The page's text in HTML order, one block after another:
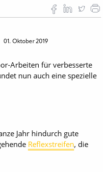
01. Oktober 2019
Arbeiten für verbesserte
nun auch eine spezielle
Jahr hindurch gute
Reflexstreifen, die